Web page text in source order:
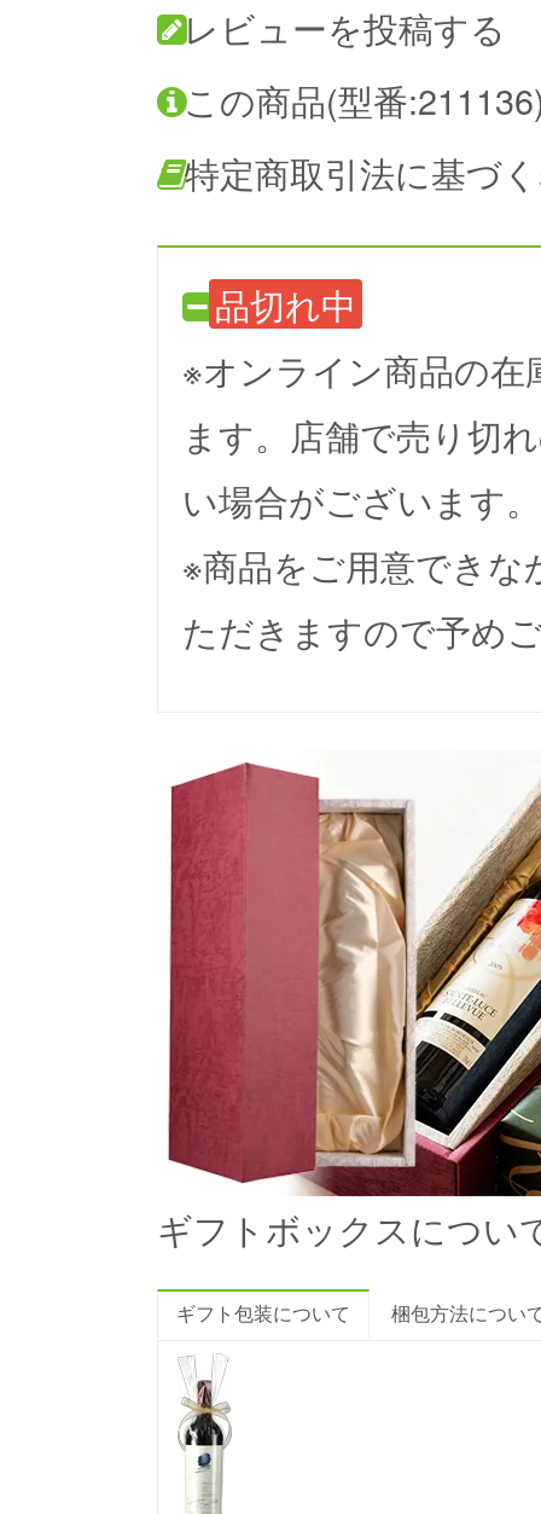
レビューを投稿する
この商品(型番
特定商取引法に基づ
品切れ中
※オンライン商品の
ます。店舗で売り切
い場合がございます。
※商品をご用意でき
ただきますので予め
ギフトボックスについ
ギフト包装について 梱包方法につい